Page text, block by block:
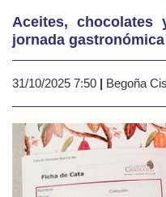
Aceites, chocolates
jornada
31/10/2025 7:50 | Begoña